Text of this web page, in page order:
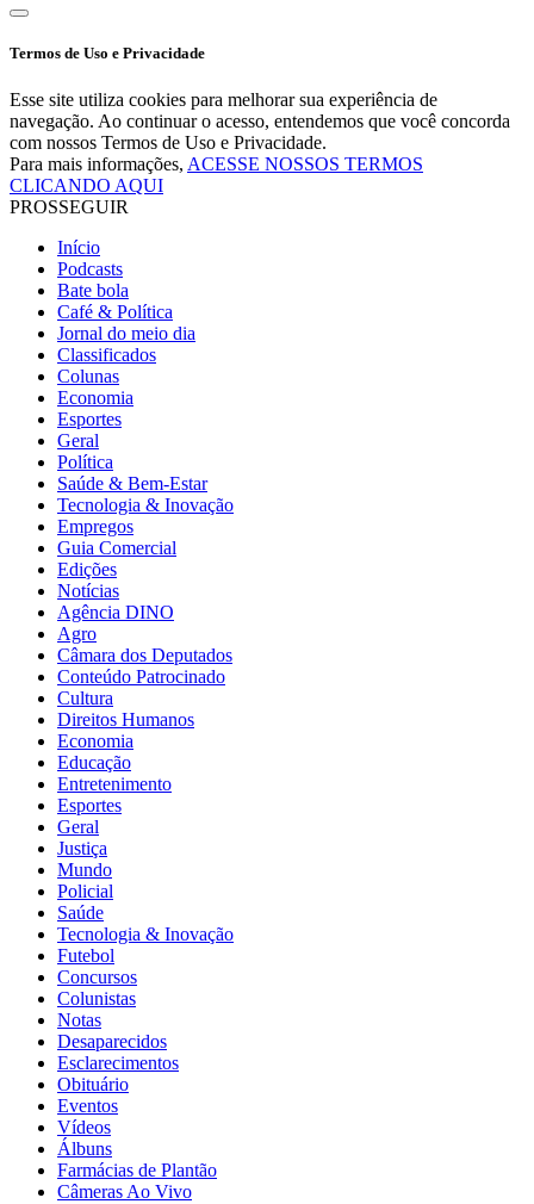
Termos de Uso e Privacidade
Esse site utiliza cookies para melhorar sua experiência de
navegação. Ao continuar o acesso, entendemos que você concorda
com nossos Termos de Uso e Privacidade.
Para mais informações, ACESSE NOSSOS TERMOS
CLICANDO AQUI
PROSSEGUIR
Início
Podcasts
Bate bola
Café & Política
Jornal do meio dia
Classificados
Colunas
Economia
Esportes
Geral
Política
Saúde & Bem-Estar
Tecnologia & Inovação
Empregos
Guia Comercial
Edições
Notícias
Agência DINO
Agro
Câmara dos Deputados
Conteúdo Patrocinado
Cultura
Direitos Humanos
Economia
Educação
Entretenimento
Esportes
Geral
Justiça
Mundo
Policial
Saúde
Tecnologia & Inovação
Futebol
Concursos
Colunistas
Notas
Desaparecidos
Esclarecimentos
Obituário
Eventos
Vídeos
Álbuns
Farmácias de Plantão
Câmeras Ao Vivo